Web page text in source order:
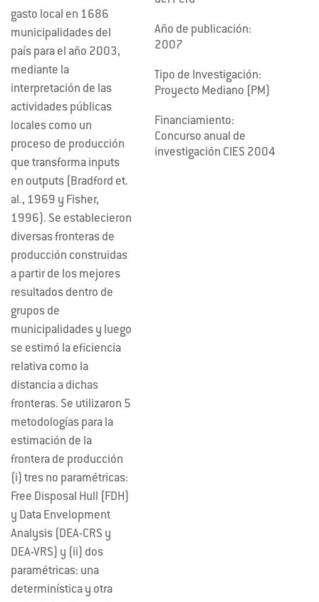
gasto local en 1686
municipalidades del
país para el año 2003,
mediante la
interpretación de las
actividades públicas
locales como un
proceso de producción
que transforma inputs
en outputs (Bradford et.
al., 1969 y Fisher,
1996). Se establecieron
diversas fronteras de
producción construidas
a partir de los mejores
resultados dentro de
grupos de
municipalidades y luego
se estimó la eficiencia
relativa como la
distancia a dichas
fronteras. Se utilizaron 5
metodologías para la
estimación de la
frontera de producción
(i) tres no paramétricas:
Free Disposal Hull (FDH)
y Data Envelopment
Analysis (DEA-CRS y
DEA-VRS) y (ii) dos
paramétricas: una
determinística y otra
Año de publicación:
2007
Tipo de Investigación:
Proyecto Mediano (PM)
Financiamiento:
Concurso anual de
investigación CIES 2004